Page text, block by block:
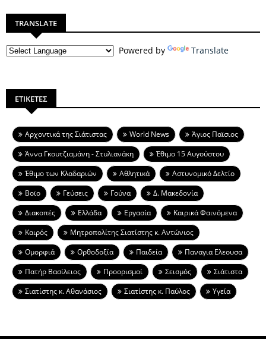
TRANSLATE
Powered by Translate
ΕΤΙΚΕΤΕΣ
Aρχοντικά της Σιάτιστας World News
Άγιος Παϊσιος
Άννα Γκουτζιαμάνη - Στυλιανάκη
Έθιμο 15 Αυγούστου
Έθιμο των Κλαδαριών
Αθλητικά
Αστυνομικό Δελτίο
Βοϊο
Γεύσεις Γούνα
Δ. Μακεδονία
Διακοπές
Ελλάδα Εργασία
Καιρικά Φαινόμενα
Καιρός
Μητροπολίτης Σιατίστης κ. Αντώνιος
Ομορφιά
Ορθοδοξία Παιδεία
Παναγια Ελεουσα
Πατήρ Βασίλειος
Προορισμοί Σεισμός
Σιάτιστα
Σιατίστης κ. Αθανάσιος
Σιατίστης κ. Παύλος Υγεία